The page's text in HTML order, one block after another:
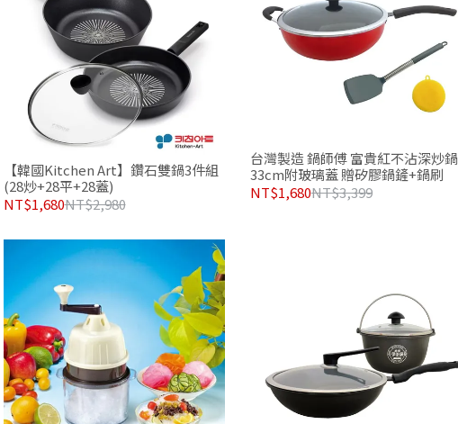
【韓國Kitchen Art】鑽石雙鍋3件組
(28炒+28平+28蓋)
NT$1,680NT$2,980
台灣製造 鍋師傅 富貴紅不沾深炒鍋
33cm附玻璃蓋 贈矽膠鍋鏟+鍋刷
NT$1,680NT$3,399